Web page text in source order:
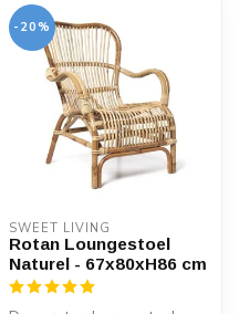
-20%
SWEET LIVING
Rotan Loungestoel
Naturel - 67x80xH86 cm